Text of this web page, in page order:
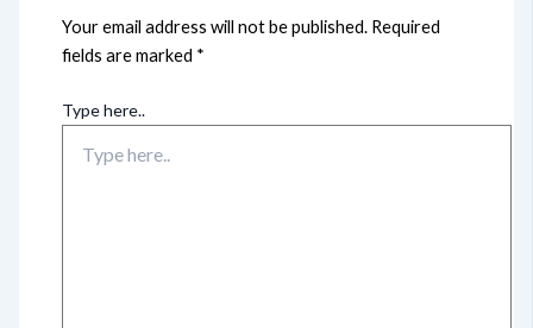
Your email address will not be published. Required
fields are marked *
Type here..